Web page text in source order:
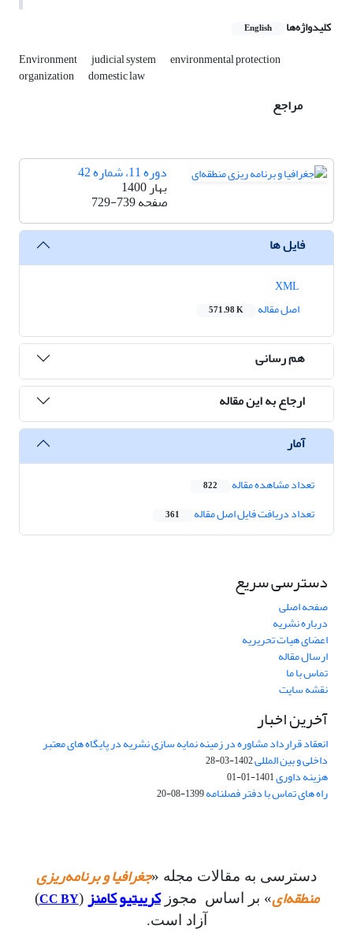
کلیدواژه‌ها English
Environment judicial system environmental protection
organization domestic law
مراجع
دوره 11، شماره 42
بهار 1400
صفحه729-739
فایل ها
اصل مقاله
571.98 K
هم رسانی
ارجاع به این مقاله
آمار
تعداد مشاهده مقاله 822
تعداد دریافت فایل اصل مقاله 361
دسترسی سریع
صفحه اصلی
درباره نشریه
اعضای هیات تحریریه
ارسال مقاله
تماس با ما
نقشه سایت
آخرین اخبار
انعقاد قرارداد مشاوره در زمینه نمایه سازی نشریه در پایگاه های معتبر
داخلی و بین المللی1402-03-28
هزینه داوری1401-01-01
راه های تماس با دفتر فصلنامه1399-08-20
دسترسی به مقالات مجله «جغرافیا و برنامه‌ریزی
منطقه‌ای» بر اساس مجوزکرییتیو کامنز (
CC BY
)
آزاد است.